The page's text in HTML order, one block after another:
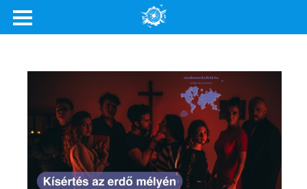
Szakértőink
Beutazási engedélyek
Online bolt